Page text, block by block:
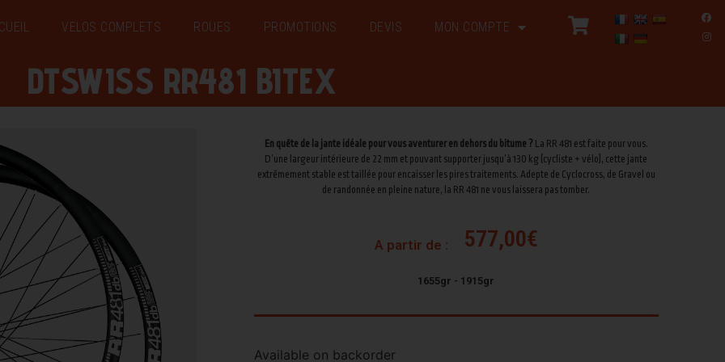
VELOS COMPLETS ROUES PROMOTIONS DEVIS MON COMPTE
DTSWISS RR481 BITEX
En quête de la jante idéale pour vous aventurer en dehors du bitume ? La RR 481 est faite pour vous.
D’une largeur intérieure de 22 mm et pouvant supporter jusqu’à 130 kg (cycliste + vélo), cette jante
extrêmement stable est taillée pour encaisser les pires traitements. Adepte de Cyclocross, de Gravel ou
de randonnée en pleine nature, la RR 481 ne vous laissera pas tomber.
A partir de : 577,00€
1655gr - 1915gr
Available on backorder